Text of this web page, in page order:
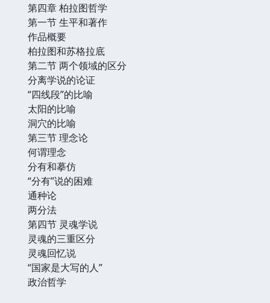
第四章 柏拉图哲学
第一节 生平和著作
作品概要
柏拉图和苏格拉底
第二节 两个领域的区分
分离学说的论证
“四线段”的比喻
太阳的比喻
洞穴的比喻
第三节 理念论
何谓理念
分有和摹仿
“分有”说的困难
通种论
两分法
第四节 灵魂学说
灵魂的三重区分
灵魂回忆说
“国家是大写的人”
政治哲学